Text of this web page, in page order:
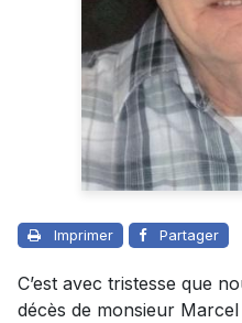
Imprimer Partager
C’est avec tristesse que
décès de monsieur